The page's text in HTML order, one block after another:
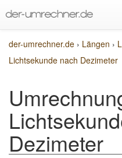
der-umrechner.de › Längen ›
Lichtsekunde nach Dezimeter
Dezimeter